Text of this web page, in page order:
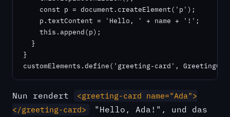
    const p = document.createElement('p');
    p.textContent = 'Hello, ' + name + '!';
    this.append(p);
  }
}
customElements.define('greeting-card',
Nun rendert
<greeting-card name="Ada">
</greeting-card>
"Hello, Ada!", und das